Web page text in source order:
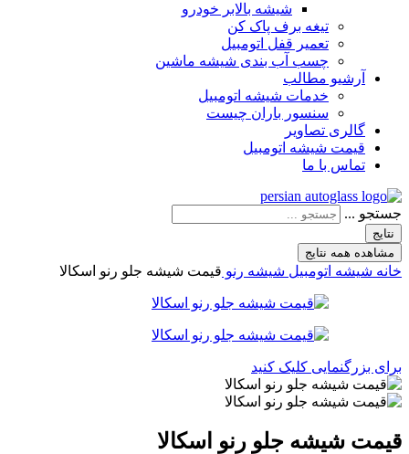
شیشه بالابر خودرو
تیغه برف پاک کن
تعمیر قفل اتومبیل
چسب آب بندی شیشه ماشین
آرشیو مطالب
خدمات شیشه اتومبیل
سنسور باران چیست
گالری تصاویر
قیمت شیشه اتومبیل
تماس با ما
جستجو ...
نتایج
مشاهده همه نتایج
خانه شیشه اتومبیل شیشه رنو قیمت شیشه جلو رنو اسکالا
برای بزرگنمایی کلیک کنید
قیمت شیشه جلو رنو اسکالا